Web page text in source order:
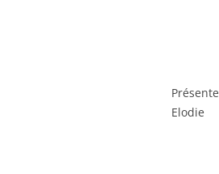
Présente
Elodie